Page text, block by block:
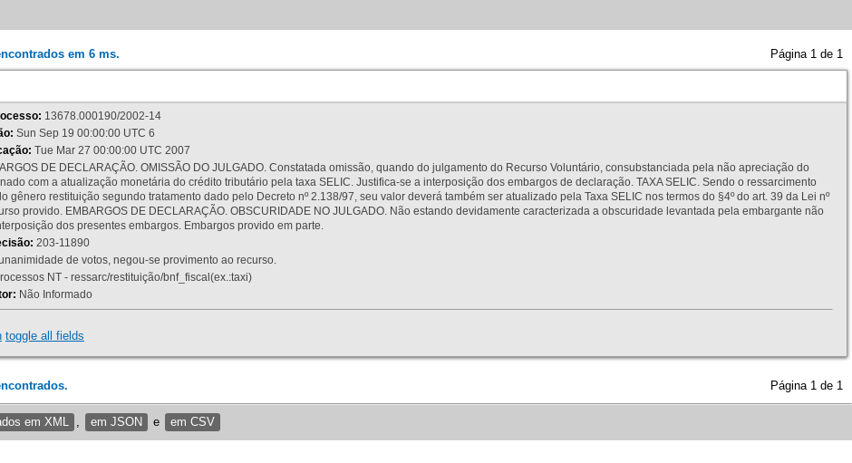
em 6 ms. Página 1 de 1
13678.000190/2002-14
Sun Sep 19 00:00:00 UTC 6
Tue Mar 27 00:00:00 UTC 2007
DE DECLARAÇÃO. OMISSÃO DO JULGADO. Constatada omissão, quando do julgamento do Recurso Voluntário, consubstanciada pela não apreciação do
com a atualização monetária do crédito tributário pela taxa SELIC. Justifica-se a interposição dos embargos de declaração. TAXA SELIC. Sendo o ressarcimento
gênero restituição segundo tratamento dado pelo Decreto nº 2.138/97, seu valor deverá também ser atualizado pela Taxa SELIC nos termos do §4º do art. 39 da Lei nº
provido. EMBARGOS DE DECLARAÇÃO. OBSCURIDADE NO JULGADO. Não estando devidamente caracterizada a obscuridade levantada pela embargante não
dos presentes embargos. Embargos provido em parte.
203-11890
de votos, negou-se provimento ao recurso.
NT - ressarc/restituição/bnf_fiscal(ex.:taxi)
Não Informado
toggle all fields
Página 1 de 1
em XML em JSON e em CSV